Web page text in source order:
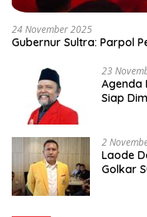
24 November 2025
Gubernur Sultra: Parpol
23
Agenda
Siap
2
Laode
Golkar